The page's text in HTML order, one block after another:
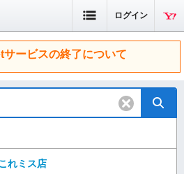
ログイン
サービスの終了について
れミス店